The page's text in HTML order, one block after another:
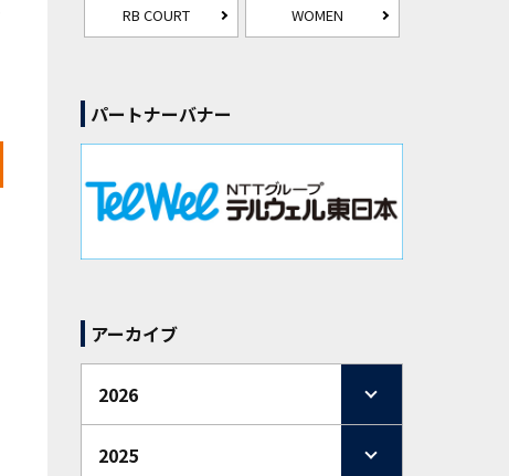
RB COURT WOMEN
パートナーバナー
アーカイブ
2026
2025